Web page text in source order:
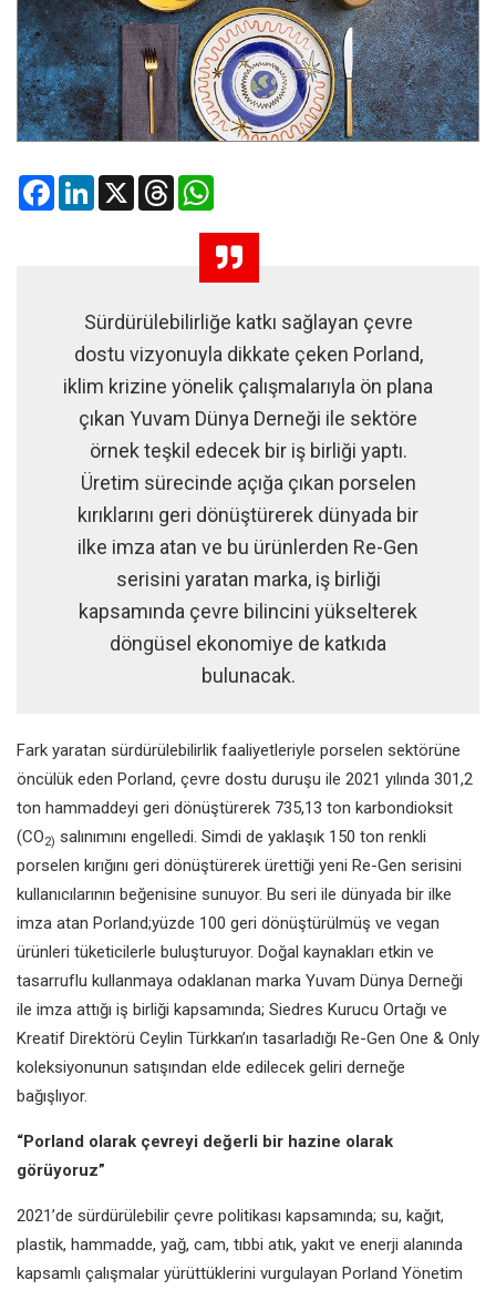
FacebookLinkedIn
X Threads
Sürdürülebilirliğe katkı sağlayan çevre
dostu vizyonuyla dikkate çeken Porland,
iklim krizine yönelik çalışmalarıyla ön plana
çıkan Yuvam Dünya Derneği ile sektöre
örnek teşkil edecek bir iş birliği yaptı.
Üretim sürecinde açığa çıkan porselen
kırıklarını geri dönüştürerek dünyada bir
ilke imza atan ve bu ürünlerden Re-Gen
serisini yaratan marka, iş birliği
kapsamında çevre bilincini yükselterek
döngüsel ekonomiye de katkıda
bulunacak.
Fark yaratan sürdürülebilirlik faaliyetleriyle porselen sektörüne
öncülük eden Porland, çevre dostu duruşu ile 2021 yılında 301,2
ton hammaddeyi geri dönüştürerek 735,13 ton karbondioksit
(CO2) salınımını engelledi. Simdi de yaklaşık 150 ton renkli
porselen kırığını geri dönüştürerek ürettiği yeni Re-Gen serisini
kullanıcılarının beğenisine sunuyor. Bu seri ile dünyada bir ilke
imza atan Porland;yüzde 100 geri dönüştürülmüş ve vegan
ürünleri tüketicilerle buluşturuyor. Doğal kaynakları etkin ve
tasarruflu kullanmaya odaklanan marka Yuvam Dünya Derneği
ile imza attığı iş birliği kapsamında; Siedres Kurucu Ortağı ve
Kreatif Direktörü Ceylin Türkkan’ın tasarladığı Re-Gen One & Only
koleksiyonunun satışından elde edilecek geliri derneğe
bağışlıyor.
“Porland olarak çevreyi değerli bir hazine olarak
görüyoruz”
2021’de sürdürülebilir çevre politikası kapsamında; su, kağıt,
plastik, hammadde, yağ, cam, tıbbi atık, yakıt ve enerji alanında
kapsamlı çalışmalar yürüttüklerini vurgulayan Porland Yönetim